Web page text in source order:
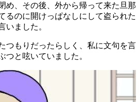
め、その後、外から帰って来た旦那
るのに開けっぱなしにして盗られた
いました。
つもりだったらしく、私に文句を言
つと呟いていました。